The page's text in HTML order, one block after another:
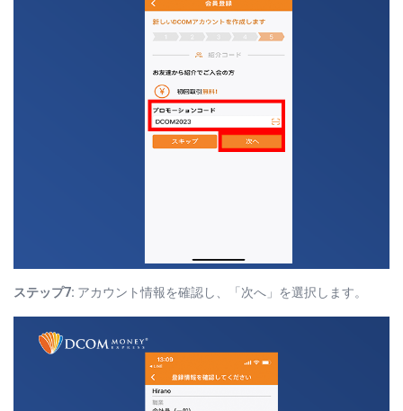
ステップ7: アカウント情報を確認し、「次へ」を選択します。